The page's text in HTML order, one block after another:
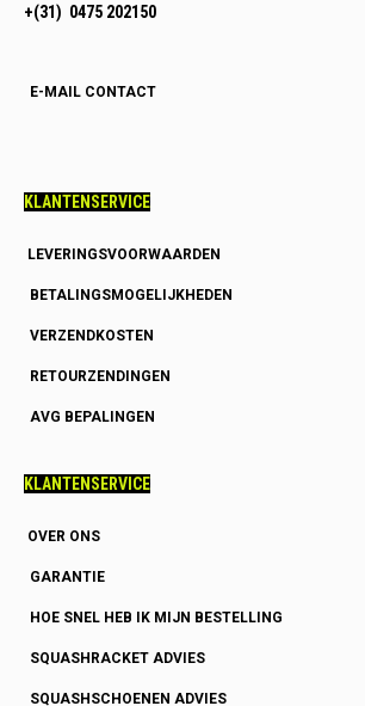
+(31) 0475 202150
E-MAIL CONTACT
KLANTENSERVICE
LEVERINGSVOORWAARDEN
BETALINGSMOGELIJKHEDEN
VERZENDKOSTEN
RETOURZENDINGEN
AVG BEPALINGEN
KLANTENSERVICE
OVER ONS
GARANTIE
HOE SNEL HEB IK MIJN BESTELLING
SQUASHRACKET ADVIES
SQUASHSCHOENEN ADVIES